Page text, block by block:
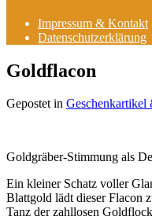
Impressum & Kontakt
Datenschutzerklärung
Goldflacon
Gepostet in Geschenkartikel
Goldgräber-Stimmung als
Ein kleiner Schatz voller
Blattgold lädt dieser Flacon
Tanz der zahllosen